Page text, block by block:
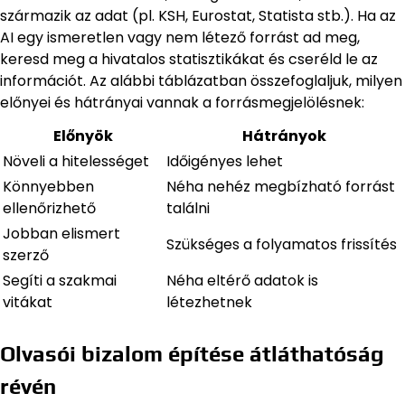
származik az adat (pl. KSH, Eurostat, Statista stb.). Ha az
AI egy ismeretlen vagy nem létező forrást ad meg,
keresd meg a hivatalos statisztikákat és cseréld le az
információt. Az alábbi táblázatban összefoglaljuk, milyen
előnyei és hátrányai vannak a forrásmegjelölésnek:
Előnyök
Hátrányok
Növeli a hitelességet
Időigényes lehet
Könnyebben
ellenőrizhető
Néha nehéz megbízható forrást
találni
Jobban elismert
szerző
Szükséges a folyamatos frissítés
Segíti a szakmai
vitákat
Néha eltérő adatok is
létezhetnek
Olvasói bizalom építése átláthatóság
révén